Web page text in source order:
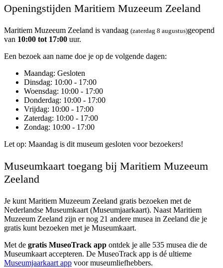
Openingstijden Maritiem Muzeeum Zeeland
Maritiem Muzeeum Zeeland is vandaag (zaterdag 8 augustus)geopend
van 10:00 tot 17:00 uur.
Een bezoek aan name doe je op de volgende dagen:
Maandag: Gesloten
Dinsdag: 10:00 - 17:00
Woensdag: 10:00 - 17:00
Donderdag: 10:00 - 17:00
Vrijdag: 10:00 - 17:00
Zaterdag: 10:00 - 17:00
Zondag: 10:00 - 17:00
Let op: Maandag is dit museum gesloten voor bezoekers!
Museumkaart toegang bij Maritiem Muzeeum
Zeeland
Je kunt Maritiem Muzeeum Zeeland gratis bezoeken met de
Nederlandse Museumkaart (Museumjaarkaart). Naast Maritiem
Muzeeum Zeeland zijn er nog 21 andere musea in Zeeland die je
gratis kunt bezoeken met je Museumkaart.
Met de gratis MuseoTrack app ontdek je alle 535 musea die de
Museumkaart accepteren. De MuseoTrack app is dé ultieme
Museumjaarkaart app voor museumliefhebbers.